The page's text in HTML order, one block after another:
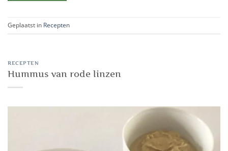
Geplaatst in Recepten
RECEPTEN
Hummus van rode linzen